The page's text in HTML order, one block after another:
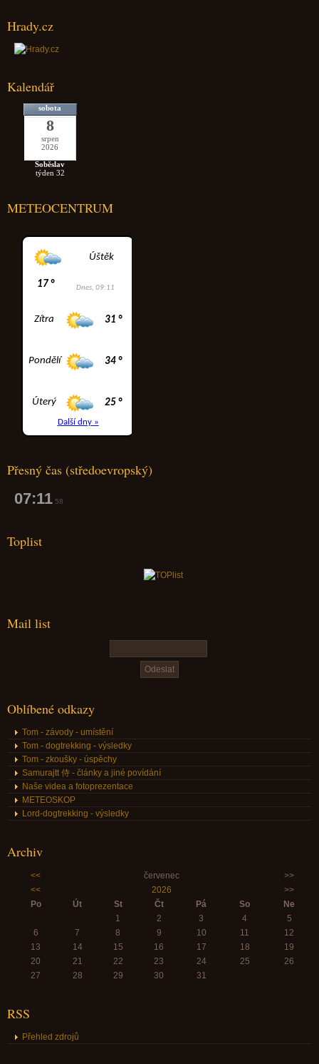
Hrady.cz
Kalendář
sobota
8
srpen
2026
Soběslav
týden 32
METEOCENTRUM
Přesný čas (středoevropský)
07:11 59
Toplist
Mail list
Oblíbené odkazy
Tom - závody - umístění
Tom - dogtrekking - výsledky
Tom - zkoušky - úspěchy
Samurajtt 侍 - články a jiné povídání
Naše videa a fotoprezentace
METEOSKOP
Lord-dogtrekking - výsledky
Archiv
<< červenec
>>
<<
2026
>>
Po
Út St Čt Pá So
Ne
1
2 3 4
5
6
7 8 9 10 11
12
13
14 15 16 17 18
19
20
21 22 23 24 25
26
27
28 29 30 31
RSS
Přehled zdrojů